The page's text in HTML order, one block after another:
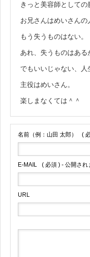
きっと美容師としての
お兄さんはめいさん
もう失うものはない。
あれ、失うものはある
でもいいじゃない、人
主役はめいさん。
楽しまなくては＾＾
名前（例：山田 太郎） (
E-MAIL ( 必須 ) - 公開され
URL